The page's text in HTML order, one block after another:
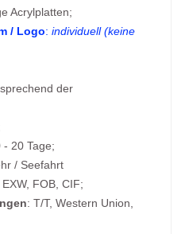
Acrylplatten;
/ Logo:individuell (keine
der
- 20 Tage;
/ Seefahrt
EXW, FOB, CIF;
: T/T, Western Union,